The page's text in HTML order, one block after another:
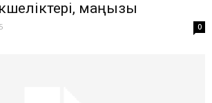
маңызы
0